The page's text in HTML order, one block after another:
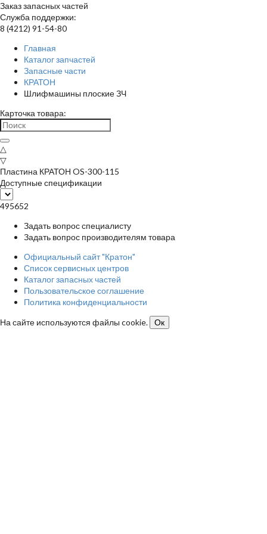
Заказ запасных частей
Служба поддержки:
8 (4212) 91-54-80
Главная
Каталог запчастей
Запасные части
КРАТОН
Шлифмашины плоские ЗЧ
Карточка товара:
△
▽
Пластина КРАТОН OS-300-115
Доступные спецификации
495652
Задать вопрос специалисту
Задать вопрос производителям товара
Официальный сайт "Кратон"
Список сервисных центров
Каталог запасных частей
Пользовательское соглашение
Политика конфиденциальности
На сайте используются файлы cookie.
Ок